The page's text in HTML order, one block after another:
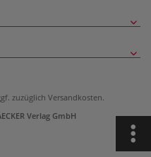
zuzüglich Versandkosten.
Verlag GmbH